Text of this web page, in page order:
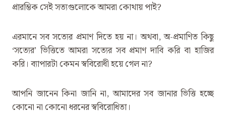
প্রারম্ভিক সেই সত্যগুলোকে আমরা কোথায় পাই?
এরমানে সব সত্যের প্রমাণ দিতে হয় না। ‌অথবা, অ-প্রমাণিত কিছু
‘সত্যের’ ভিত্তিতে আমরা সত্যের সব প্রমাণ দাবি করি বা হাজির
করি। ব্যাপারটা কেমন স্ববিরোধী হয়ে গেল না?
আপনি জানেন কিনা জানি না, আমাদের সব জানার ভিত্তি হচ্ছে
কোনো না কোনো ধরনের স্ববিরোধিতা।